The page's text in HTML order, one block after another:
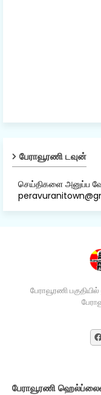
பேராவூரணி டவுன்
செய்திகளை அனுப்ப
பேராவூரணி
பேராவூரணி